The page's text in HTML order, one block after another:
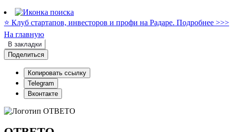
⭐️ Клуб стартапов, инвесторов и профи на Радаре. Подробнее >>>
На главную
В закладки
Поделиться
Копировать ссылку
Telegram
Вконтакте